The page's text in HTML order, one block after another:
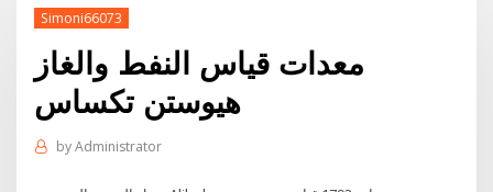
Simoni66073
معدات قياس النفط والغاز
هيوستن تكساس
byAdministrator